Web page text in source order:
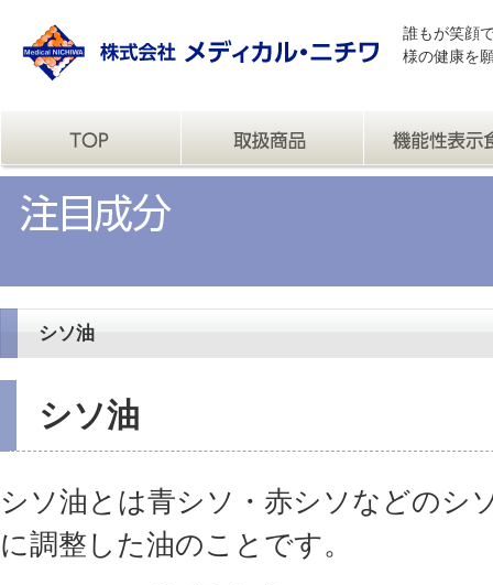
誰もが笑顔
様の健康を
シソ油
シソ油
シソ油とは青シソ・赤シソなどのシ
に調整した油のことです。